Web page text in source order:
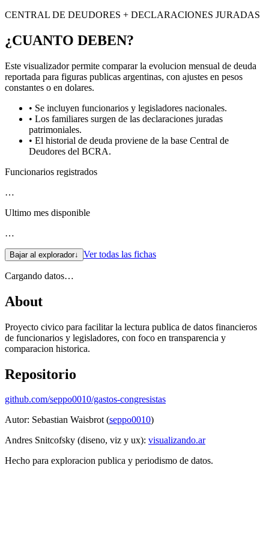
CENTRAL DE DEUDORES + DECLARACIONES JURADAS
¿CUANTO DEBEN?
Este visualizador permite comparar la evolucion mensual de deuda
reportada para figuras publicas argentinas, con ajustes en pesos
constantes o en dolares.
• Se incluyen funcionarios y legisladores nacionales.
• Los familiares surgen de las declaraciones juradas
patrimoniales.
• El historial de deuda proviene de la base Central de
Deudores del BCRA.
Funcionarios registrados
…
Ultimo mes disponible
…
Bajar al explorador↓ Ver todas las fichas
Cargando datos…
About
Proyecto civico para facilitar la lectura publica de datos financieros
de funcionarios y legisladores, con foco en transparencia y
comparacion historica.
Repositorio
github.com/seppo0010/gastos-congresistas
Autor: Sebastian Waisbrot (seppo0010)
Andres Snitcofsky (diseno, viz y ux): visualizando.ar
Hecho para exploracion publica y periodismo de datos.